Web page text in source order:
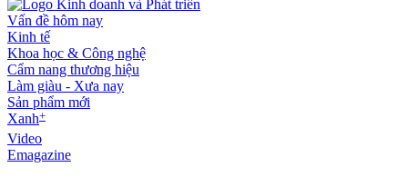
Vấn đề hôm nay
Kinh tế
Khoa học & Công nghệ
Cẩm nang thương hiệu
Làm giàu - Xưa nay
Sản phẩm mới
Xanh+
Video
Emagazine